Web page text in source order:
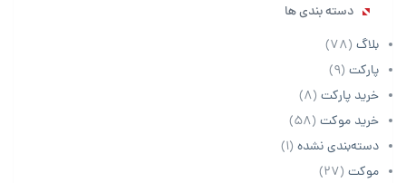
دسته بندی ها
بلاگ (78)
پارکت (9)
خرید پارکت (8)
خرید موکت (58)
دسته‌بندی نشده (1)
موکت (27)